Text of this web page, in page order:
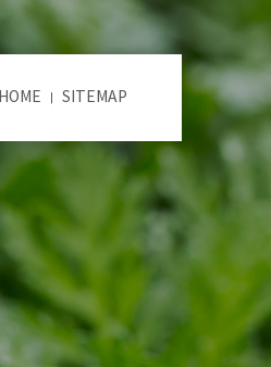
HOME SITEMAP